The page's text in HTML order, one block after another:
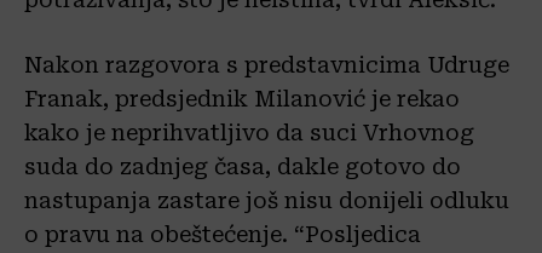
Nakon razgovora s predstavnicima Udruge
Franak, predsjednik Milanović je rekao
kako je neprihvatljivo da suci Vrhovnog
suda do zadnjeg časa, dakle gotovo do
nastupanja zastare još nisu donijeli odluku
o pravu na obeštećenje. “Posljedica